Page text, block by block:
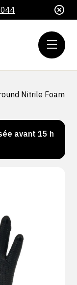
Nitrile Foam
15 h =